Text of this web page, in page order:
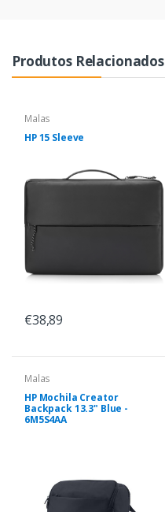
Produtos Relacionados
Malas
HP 15 Sleeve
€38,89
Malas
HP Mochila Creator
Backpack 13.3" Blue -
6M5S4AA